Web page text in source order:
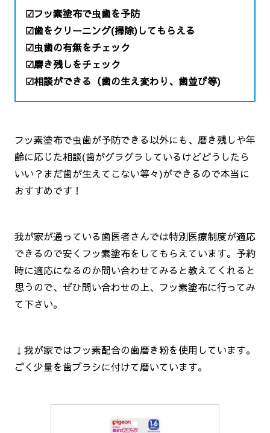
☑フッ素塗布で虫歯を予防
☑歯をクリーニング(掃除)してもらえる
☑虫歯の有無をチェック
☑磨き残しをチェック
☑相談ができる（歯の生え変わり、歯並び等)
フッ素塗布で虫歯が予防できる以外にも、磨き残しや年
齢に応じた相談(歯がグラグラしているけどどうしたら
いい？まだ歯が生えてこない等々)ができるので本当に
おすすめです！
我が家が通っている歯医者さんでは特別医療制度が適応
できるので安くフッ素塗布をしてもらえています。予約
時に適応になるのか問い合わせてみると教えてくれると
思うので、ぜひ問い合わせの上、フッ素塗布に行ってみ
て下さい。
↓我が家ではフッ素配合の歯磨き粉を使用しています。
ごく少量を歯ブラシに付けて磨いています。